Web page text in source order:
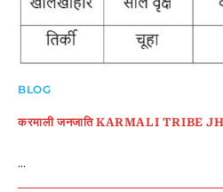
BLOG
करमाली जनजाति KARMALI TRIBE
…